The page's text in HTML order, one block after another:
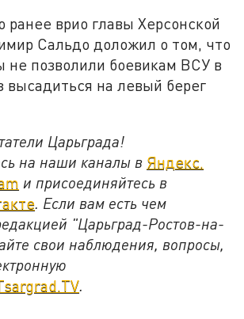
ранее врио главы Херсонской
Сальдо доложил о том, что
не позволили боевикам ВСУ в
высадиться на левый берег
Царьграда!
на наши каналы в Яндекс.
и присоединяйтесь в
. Если вам есть чем
"Царьград-Ростов-на-
свои наблюдения, вопросы,
.